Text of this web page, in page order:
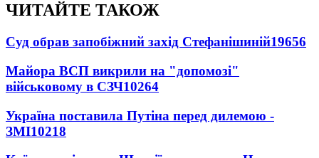
ЧИТАЙТЕ ТАКОЖ
Суд обрав запобіжний захід Стефанішиній19656
Майора ВСП викрили на "допомозі"
військовому в СЗЧ10264
Україна поставила Путіна перед дилемою -
ЗМІ10218